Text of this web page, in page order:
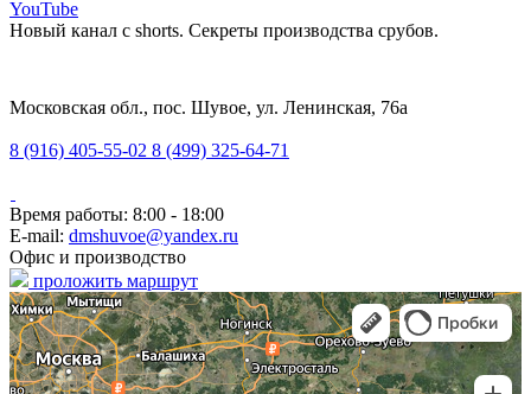
YouTube
Новый канал с shorts. Секреты производства срубов.
Московская обл., пос. Шувое, ул. Ленинская, 76а
8 (916) 405-55-02 8 (499) 325-64-71
Время работы: 8:00 - 18:00
E-mail: dmshuvoe@yandex.ru
Офис и производство
проложить маршрут